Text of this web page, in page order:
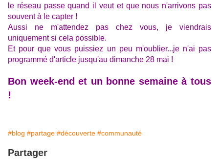
le réseau passe quand il veut et que nous n'arrivons pas
souvent à le capter !
Aussi ne m'attendez pas chez vous, je viendrais
uniquement si cela possible.
Et pour que vous puissiez un peu m'oublier...je n'ai pas
programmé d'article jusqu'au dimanche 28 mai !
Bon week-end et un bonne semaine à tous
!
#blog #partage #découverte #communauté
Partager